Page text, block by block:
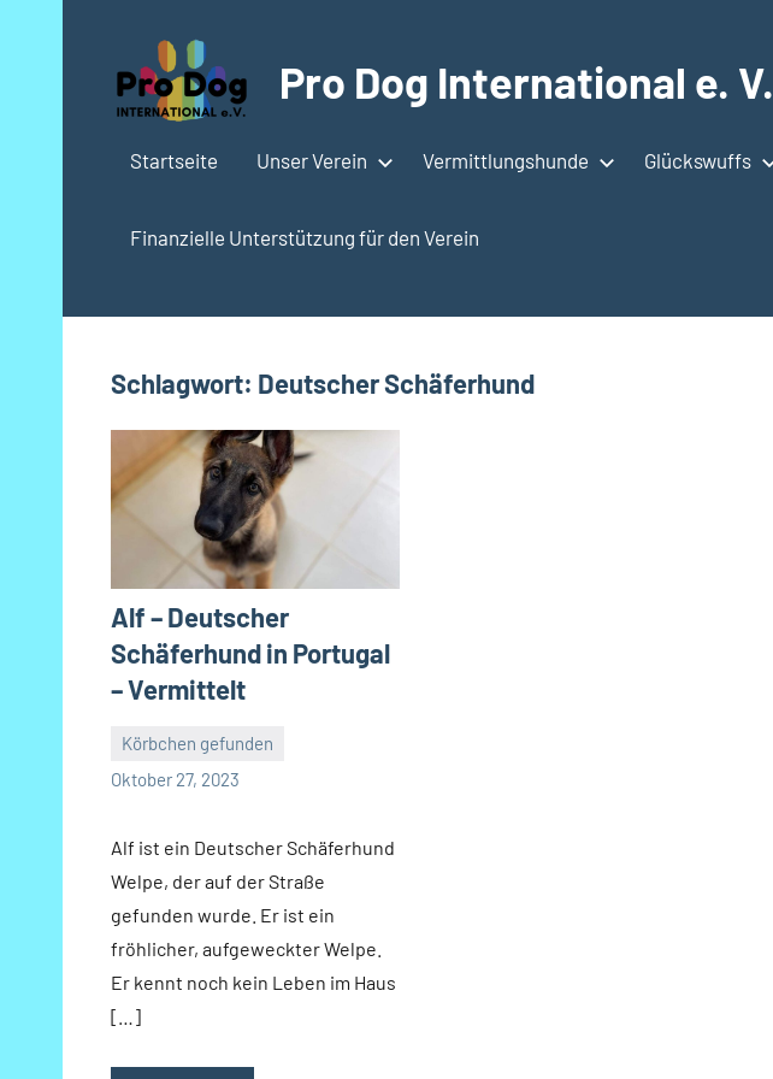
springen
Pro Dog International e. V.
Startseite Unser Verein Vermittlungshunde Glückswuffs
Finanzielle Unterstützung für den Verein
Schlagwort: Deutscher Schäferhund
Alf – Deutscher
Schäferhund in Portugal
– Vermittelt
Körbchen gefunden
Oktober 27, 2023
Petra
Alf ist ein Deutscher Schäferhund
Welpe, der auf der Straße
gefunden wurde. Er ist ein
fröhlicher, aufgeweckter Welpe.
Er kennt noch kein Leben im Haus
[…]